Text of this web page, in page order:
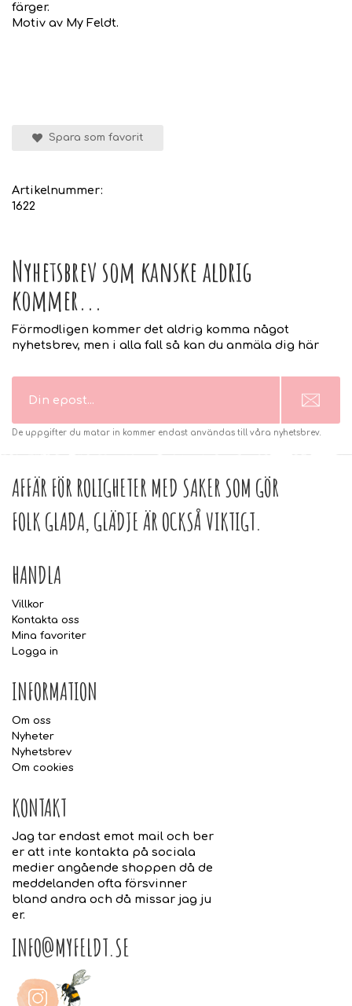
färger.
Motiv av My Feldt.
Spara som favorit
Artikelnummer:
1622
Nyhetsbrev som kanske aldrig
kommer...
Förmodligen kommer det aldrig komma något
nyhetsbrev, men i alla fall så kan du anmäla dig här
De uppgifter du matar in kommer endast användas till våra nyhetsbrev.
AFFÄR FÖR ROLIGHETER MED SAKER SOM GÖR
FOLK GLADA, GLÄDJE ÄR OCKSÅ VIKTIGT.
HANDLA
Villkor
Kontakta oss
Mina favoriter
Logga in
INFORMATION
Om oss
Nyheter
Nyhetsbrev
Om cookies
KONTAKT
Jag tar endast emot mail och ber
er att inte kontakta på sociala
medier angående shoppen då de
meddelanden ofta försvinner
bland andra och då missar jag ju
er.
INFO@MYFELDT.SE